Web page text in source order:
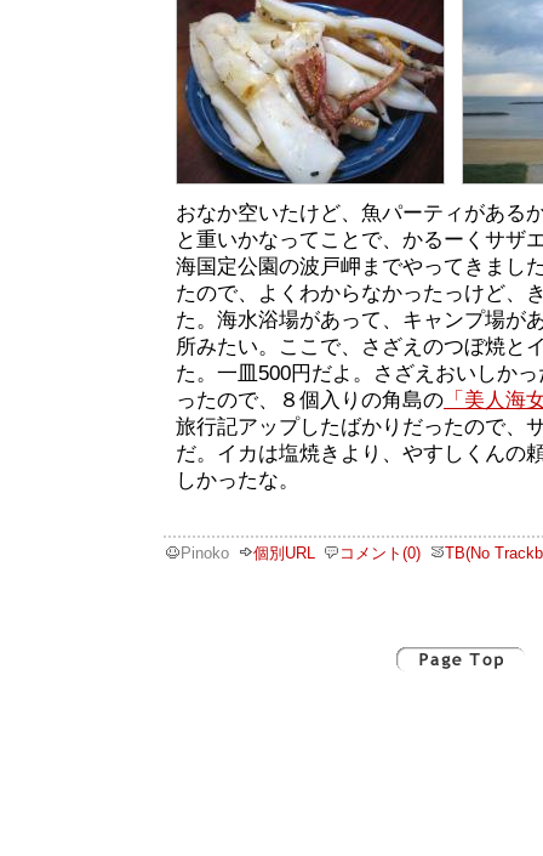
おなか空いたけど、魚パーティがある
と重いかなってことで、かるーくサザ
海国定公園の波戸岬までやってきまし
たので、よくわからなかったっけど、
た。海水浴場があって、キャンプ場が
所みたい。ここで、さざえのつぼ焼と
た。一皿500円だよ。さざえおいしか
ったので、８個入りの角島の 「美人海
旅行記アップしたばかりだったので、
だ。イカは塩焼きより、やすしくんの
しかったな。
Pinoko 個別URL コメント(0) TB(No